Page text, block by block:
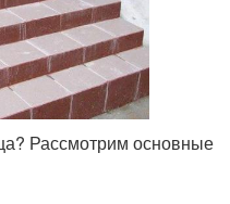
Рассмотрим основные